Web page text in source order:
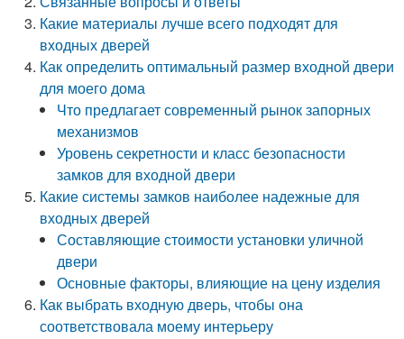
Какие материалы лучше всего подходят для
входных дверей
Как определить оптимальный размер входной двери
для моего дома
Что предлагает современный рынок запорных
механизмов
Уровень секретности и класс безопасности
замков для входной двери
Какие системы замков наиболее надежные для
входных дверей
Составляющие стоимости установки уличной
двери
Основные факторы, влияющие на цену изделия
Как выбрать входную дверь, чтобы она
соответствовала моему интерьеру